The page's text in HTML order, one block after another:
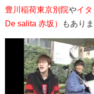
豊川稲荷東京別院やイ
De salita 赤坂）
もあり